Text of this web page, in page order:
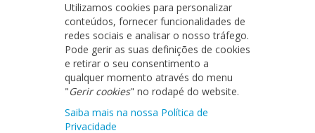
Utilizamos cookies para personalizar
conteúdos, fornecer funcionalidades de
redes sociais e analisar o nosso tráfego.
Pode gerir as suas definições de cookies
e retirar o seu consentimento a
qualquer momento através do menu
"Gerir cookies" no rodapé do website.
Saiba mais na nossa Política de
Privacidade